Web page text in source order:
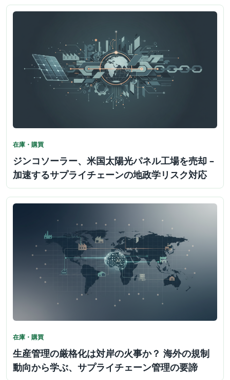
在庫・購買
ジンコソーラー、米国太陽光パネル工場を売却 –
加速するサプライチェーンの地政学リスク対応
在庫・購買
生産管理の厳格化は対岸の火事か？ 海外の規制
動向から学ぶ、サプライチェーン管理の要諦